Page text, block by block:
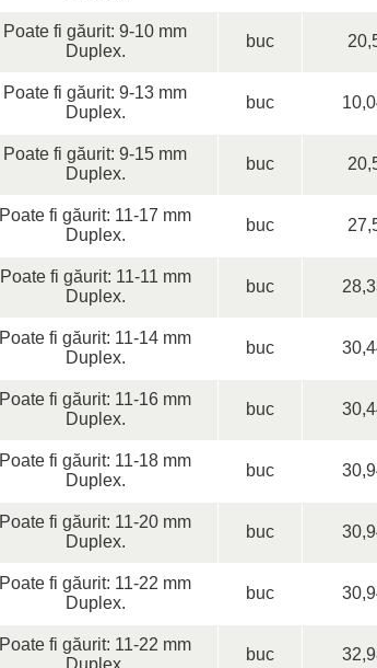
Poate fi găurit: 9-10 mm
Duplex.
buc
Poate fi găurit: 9-13 mm
Duplex.
buc
Poate fi găurit: 9-15 mm
Duplex.
buc
Poate fi găurit: 11-17 mm
Duplex.
buc
Poate fi găurit: 11-11 mm
Duplex.
buc
Poate fi găurit: 11-14 mm
Duplex.
buc
Poate fi găurit: 11-16 mm
Duplex.
buc
Poate fi găurit: 11-18 mm
Duplex.
buc
Poate fi găurit: 11-20 mm
Duplex.
buc
Poate fi găurit: 11-22 mm
Duplex.
buc
Poate fi găurit: 11-22 mm
Duplex.
buc